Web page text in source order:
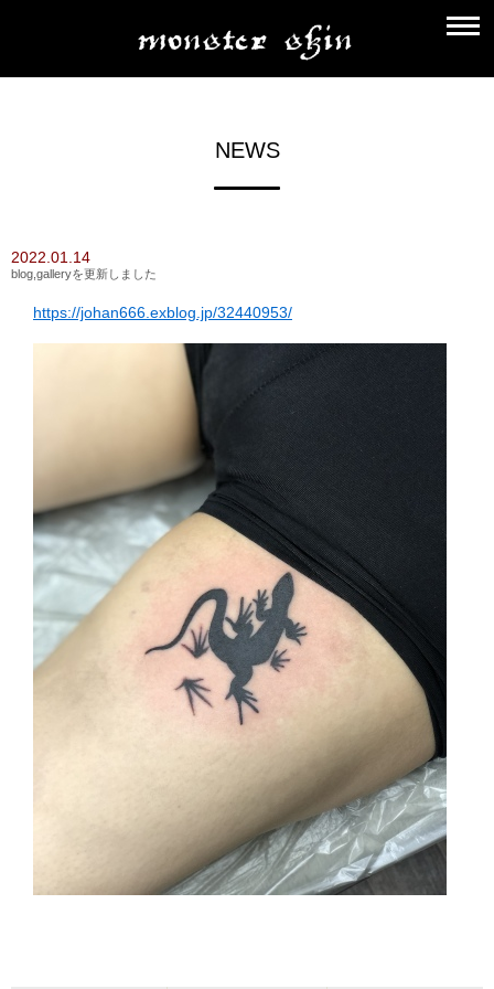
NEWS
2022.01.14
blog,galleryを更新しました
https://johan666.exblog.jp/32440953/